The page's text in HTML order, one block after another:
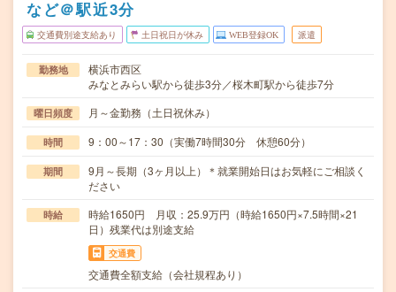
など＠駅近3分
交通費別途支給あり 土日祝日が休み WEB登録OK 派遣
勤務地
横浜市西区
みなとみらい駅から徒歩3分／桜木町駅から徒歩7分
曜日頻度 月～金勤務（土日祝休み）
時間 9：00～17：30（実働7時間30分 休憩60分）
期間
9月～長期（3ヶ月以上）＊就業開始日はお気軽にご相談く
ださい
時給
時給1650円 月収：25.9万円（時給1650円×7.5時間×21
日）残業代は別途支給
交通費
交通費全額支給（会社規程あり）